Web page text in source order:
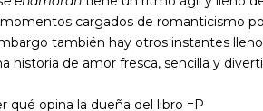
cargados de romanticismo
también hay otros instantes
historia de amor fresca, sencilla y
qué opina la dueña del libro =P